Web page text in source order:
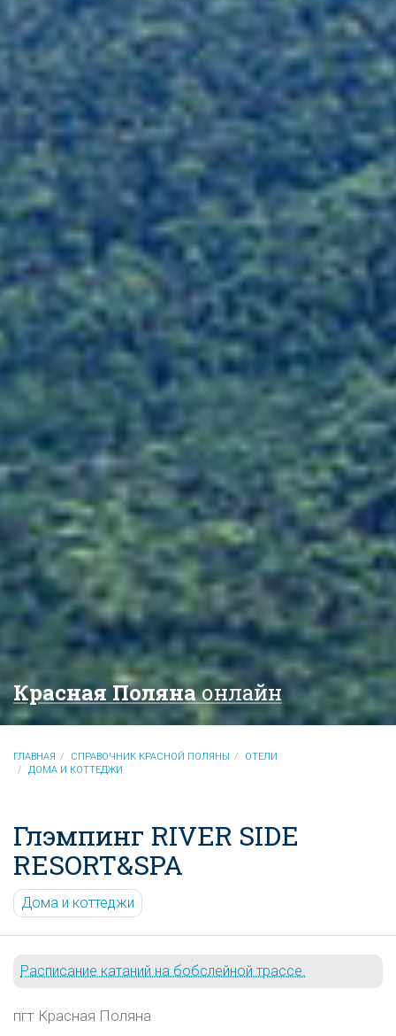
Красная Полянаонлайн
ГЛАВНАЯ СПРАВОЧНИК КРАСНОЙ ПОЛЯНЫ
ОТЕЛИ
ДОМА И КОТТЕДЖИ
Глэмпинг RIVER SIDE
RESORT&SPA
Дома и коттеджи
Расписание катаний на бобслейной трассе.
пгт Красная Поляна